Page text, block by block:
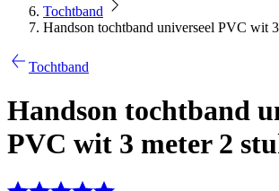
Tochtband
Handson tochtband universeel PVC wit
Tochtband
Handson tochtband
PVC wit 3 meter 2